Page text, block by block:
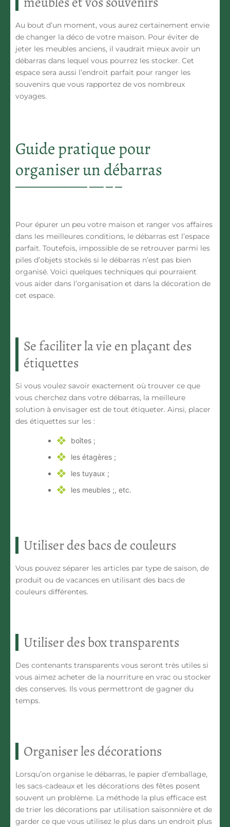
Au bout d’un moment, vous aurez certainement envie
de changer la déco de votre maison. Pour éviter de
jeter les meubles anciens, il vaudrait mieux avoir un
débarras dans lequel vous pourrez les stocker. Cet
espace sera aussi l’endroit parfait pour ranger les
souvenirs que vous rapportez de vos nombreux
voyages.
Guide pratique pour
organiser un débarras
Pour épurer un peu votre maison et ranger vos affaires
dans les meilleures conditions, le débarras est l’espace
parfait. Toutefois, impossible de se retrouver parmi les
piles d’objets stockés si le débarras n’est pas bien
organisé. Voici quelques techniques qui pourraient
vous aider dans l’organisation et dans la décoration de
cet espace.
Se faciliter la vie en plaçant des
étiquettes
Si vous voulez savoir exactement où trouver ce que
vous cherchez dans votre débarras, la meilleure
solution à envisager est de tout étiqueter. Ainsi, placer
des étiquettes sur les :
boîtes ;
les étagères ;
les tuyaux ;
les meubles ;, etc.
Utiliser des bacs de couleurs
Vous pouvez séparer les articles par type de saison, de
produit ou de vacances en utilisant des bacs de
couleurs différentes.
Utiliser des box transparents
Des contenants transparents vous seront très utiles si
vous aimez acheter de la nourriture en vrac ou stocker
des conserves. Ils vous permettront de gagner du
temps.
Organiser les décorations
Lorsqu’on organise le débarras, le papier d’emballage,
les sacs-cadeaux et les décorations des fêtes posent
souvent un problème. La méthode la plus efficace est
de trier les décorations par utilisation saisonnière et de
garder ce que vous utilisez le plus dans un endroit plus